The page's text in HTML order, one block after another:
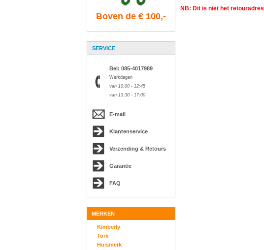
Boven de € 100,-
SERVICE
Bel: 085-4017989
Werkdagen
van 10:00 - 12:45
van 13:30 - 17:00
E-mail
Klantenservice
Verzending & Retours
Garantie
FAQ
MERKEN
Kimberly
Tork
Huismerk
NB: Dit is niet het retouradres